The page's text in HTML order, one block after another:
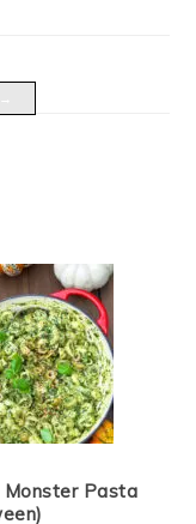
Monster Pasta